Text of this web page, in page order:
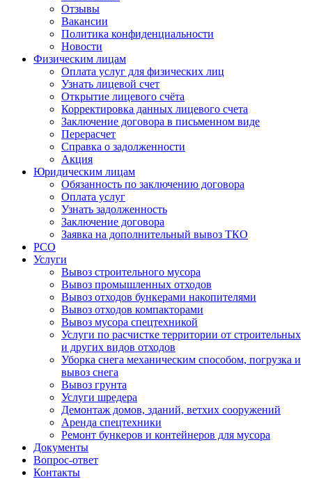
Отзывы
Вакансии
Политика конфиденциальности
Новости
Физическим лицам
Оплата услуг для физических лиц
Узнать лицевой счет
Открытие лицевого счёта
Корректировка данных лицевого счета
Заключение договора в письменном виде
Перерасчет
Справка о задолженности
Акция
Юридическим лицам
Обязанность по заключению договора
Оплата услуг
Узнать задолженность
Заключение договора
Заявка на дополнительный вывоз ТКО
РСО
Услуги
Вывоз строительного мусора
Вывоз промышленных отходов
Вывоз отходов бункерами накопителями
Вывоз отходов компакторами
Вывоз мусора спецтехникой
Услуги по расчистке территории от строительных
и других видов отходов
Уборка снега механическим способом, погрузка и
вывоз снега
Вывоз грунта
Услуги шредера
Демонтаж домов, зданий, ветхих сооружений
Аренда спецтехники
Ремонт бункеров и контейнеров для мусора
Документы
Вопрос-ответ
Контакты